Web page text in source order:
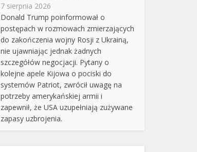
7 sierpnia 2026
Donald Trump poinformował o
postępach w rozmowach zmierzających
do zakończenia wojny Rosji z Ukrainą,
nie ujawniając jednak żadnych
szczegółów negocjacji. Pytany o
kolejne apele Kijowa o pociski do
systemów Patriot, zwrócił uwagę na
potrzeby amerykańskiej armii i
zapewnił, że USA uzupełniają zużywane
zapasy uzbrojenia.